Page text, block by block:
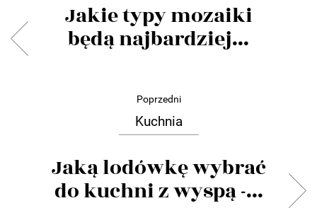
Jakie typy mozaiki
będą najbardziej...
Poprzedni
Kuchnia
Jaką lodówkę wybrać
do kuchni z wyspą -...